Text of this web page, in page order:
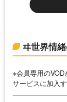
ヰ世界情
※会員専用の
サービスに加入